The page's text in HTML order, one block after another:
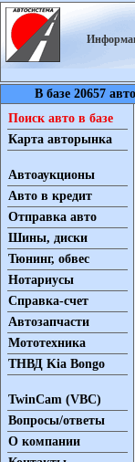
В базе 20657
Поиск авто в базе
Карта авторынка
Автоаукционы
Авто в кредит
Отправка авто
Шины, диски
Тюнинг, обвес
Нотариусы
Справка-счет
Автозапчасти
Мототехника
ТНВД Kia Bongo
TwinCam (VBC)
Вопросы/ответы
О компании